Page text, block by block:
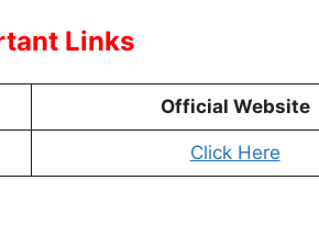
Links
Official Website
Click Here